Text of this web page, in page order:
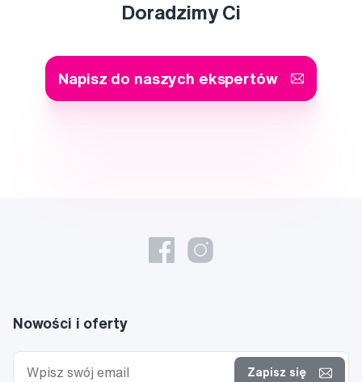
Doradzimy Ci
Napisz do naszych ekspertów
Nowości i oferty
Zapisz się